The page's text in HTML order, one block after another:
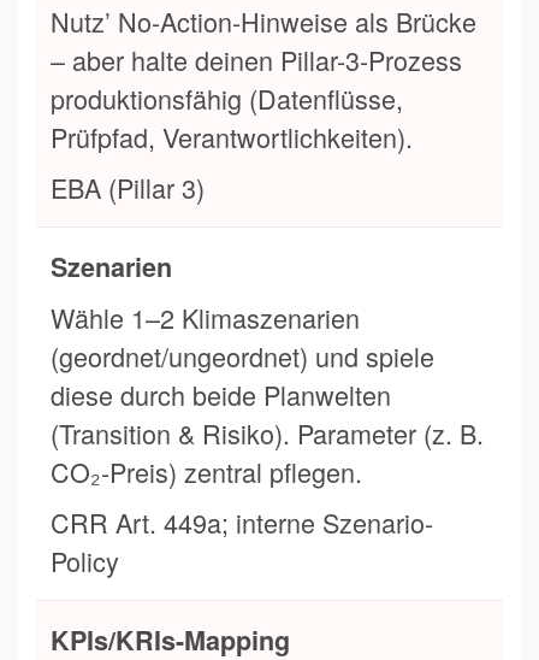
Nutz’ No-Action-Hinweise als Brücke
– aber halte deinen Pillar-3-Prozess
produktionsfähig (Datenflüsse,
Prüfpfad, Verantwortlichkeiten).
EBA (Pillar 3)
Szenarien
Wähle 1–2 Klimaszenarien
(geordnet/ungeordnet) und spiele
diese durch beide Planwelten
(Transition & Risiko). Parameter (z. B.
CO₂-Preis) zentral pflegen.
CRR Art. 449a; interne Szenario-
Policy
KPIs/KRIs-Mapping